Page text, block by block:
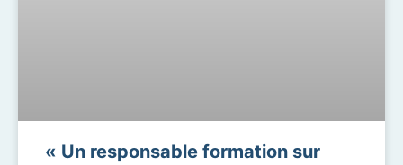
« Un responsable formation sur